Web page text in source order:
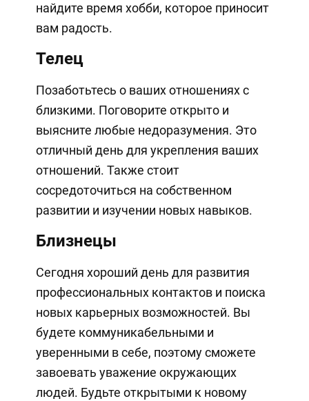
найдите время хобби, которое приносит
вам радость.
Телец
Позаботьтесь о ваших отношениях с
близкими. Поговорите открыто и
выясните любые недоразумения. Это
отличный день для укрепления ваших
отношений. Также стоит
сосредоточиться на собственном
развитии и изучении новых навыков.
Близнецы
Сегодня хороший день для развития
профессиональных контактов и поиска
новых карьерных возможностей. Вы
будете коммуникабельными и
уверенными в себе, поэтому сможете
завоевать уважение окружающих
людей. Будьте открытыми к новому